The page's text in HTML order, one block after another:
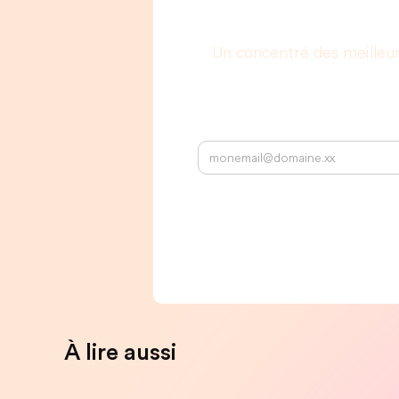
Un concentré des
À lire aussi